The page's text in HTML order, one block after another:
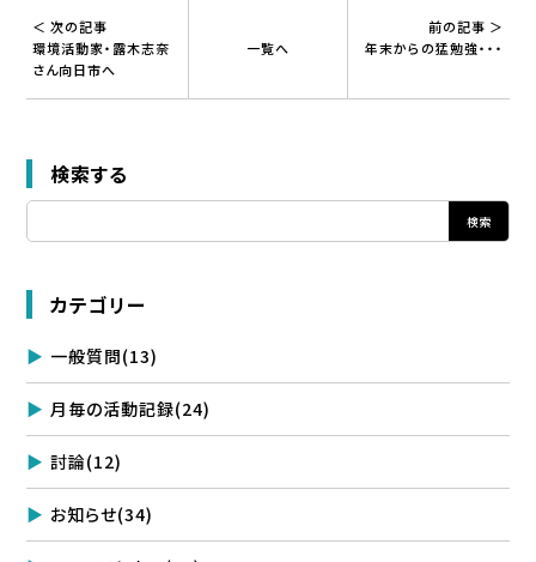
＜ 次の記事
環境活動家・露木志奈
さん向日市へ
一覧へ
前の記事 ＞
年末からの猛勉強・・・
検索する
カテゴリー
一般質問(13)
月毎の活動記録(24)
討論(12)
お知らせ(34)